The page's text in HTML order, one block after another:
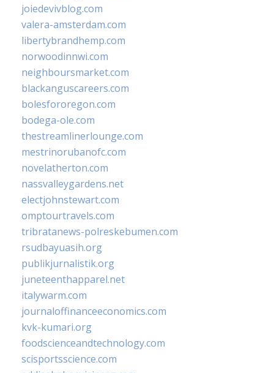
joiedevivblog.com
valera-amsterdam.com
libertybrandhemp.com
norwoodinnwi.com
neighboursmarket.com
blackanguscareers.com
bolesfororegon.com
bodega-ole.com
thestreamlinerlounge.com
mestrinorubanofc.com
novelatherton.com
nassvalleygardens.net
electjohnstewart.com
omptourtravels.com
tribratanews-polreskebumen.com
rsudbayuasih.org
publikjurnalistik.org
juneteenthapparel.net
italywarm.com
journaloffinanceeconomics.com
kvk-kumari.org
foodscienceandtechnology.com
scisportsscience.com